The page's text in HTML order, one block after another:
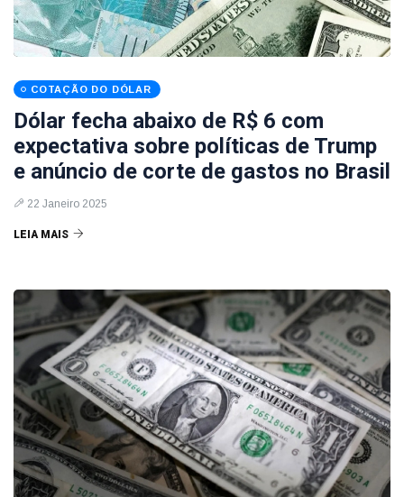
COTAÇÃO DO DÓLAR
Dólar fecha abaixo de R$ 6 com
expectativa sobre políticas de Trump
e anúncio de corte de gastos no Brasil
22 Janeiro 2025
LEIA MAIS